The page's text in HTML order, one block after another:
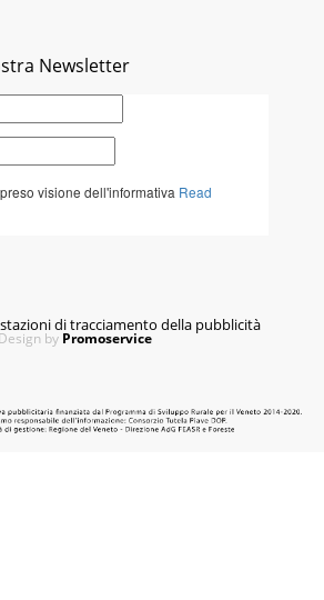
Newsletter
di tracciamento della pubblicità
Design by Promoservice